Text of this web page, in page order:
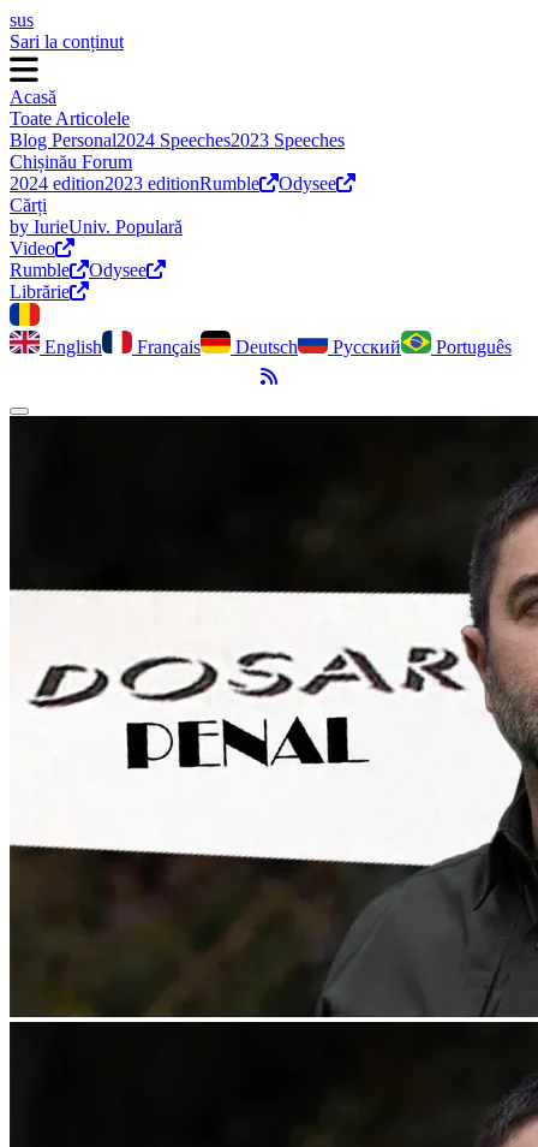
sus
Sari la conținut
Acasă
Toate Articolele
Blog Personal2024 Speeches2023 Speeches
Chișinău Forum
2024 edition2023 editionRumble
Odysee
Cărți
by IurieUniv. Populară
Video
Rumble
Odysee
Librărie
English Français Deutsch Русский
Português
Flux RSS
Comută modul întunecat